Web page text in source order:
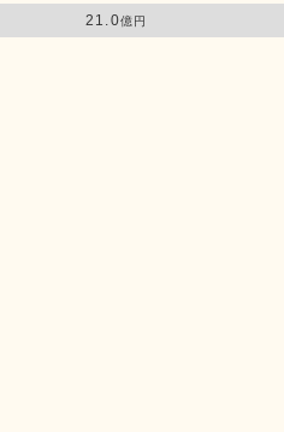
21.0億円